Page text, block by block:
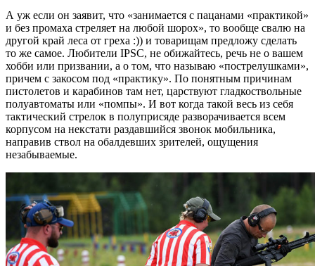
А уж если он заявит, что «занимается с пацанами «практикой»
и без промаха стреляет на любой шорох», то вообще свалю на
другой край леса от греха :)) и товарищам предложу сделать
то же самое. Любители IPSC, не обижайтесь, речь не о вашем
хобби или призвании, а о том, что называю «пострелушками»,
причем с закосом под «практику». По понятным причинам
пистолетов и карабинов там нет, царствуют гладкоствольные
полуавтоматы или «помпы». И вот когда такой весь из себя
тактический стрелок в полуприсяде разворачивается всем
корпусом на некстати раздавшийся звонок мобильника,
направив ствол на обалдевших зрителей, ощущения
незабываемые.